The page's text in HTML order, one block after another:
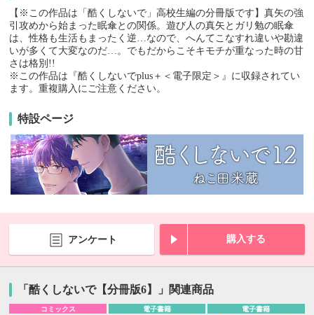
【※この作品は「酷くしないで」高校生編の分冊版です】真矢の強
引攻めから始まった眠傘との関係。遊び人の真矢とガリ勉の眠傘
は、性格も生活もまったく逆…なので、へんてこなすれ違いや勘違
いが多くて大変なのだ…。でもだからこそキモチが重なった時の甘
さは格別!!
※この作品は『酷くしないでplus＋＜電子限定＞』に収録されてい
ます。重複購入にご注意ください。
特設ページ
アンケート 購入する
「酷くしないで【分冊版6】」関連商品
コミックス 電子書籍 電子書籍